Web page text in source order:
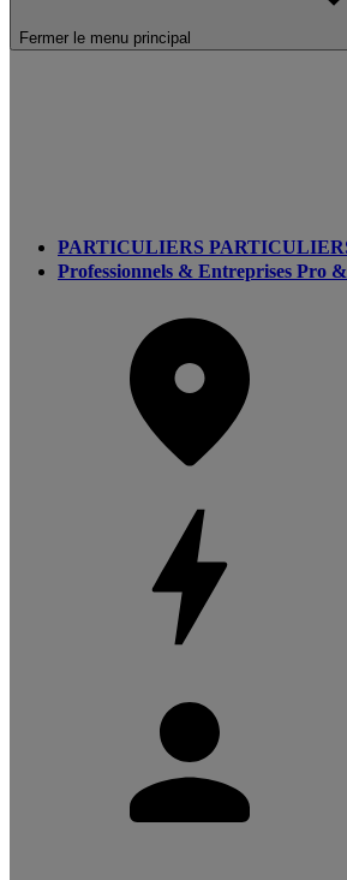
Fermer le menu principal
PARTICULIERS
Professionnels & Entreprises Pro